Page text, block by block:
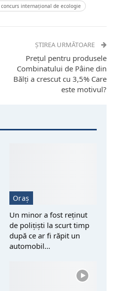
internațional de ecologie
ȘTIREA URMĂTOARE
Prețul pentru produsele
Combinatului de Pâine din
Bălți a crescut cu 3,5% Care
este motivul?
Oraș
Un minor a fost reţinut
de polițiști la scurt timp
după ce ar fi răpit un
automobil…